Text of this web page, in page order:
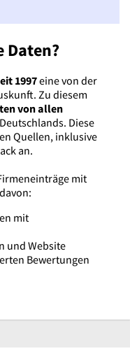
Daten?
1997eine von der
Zu diesem
von allen
Deutschlands. Diese
Quellen, inklusive
an.
mit
mit
und Website
Bewertungen